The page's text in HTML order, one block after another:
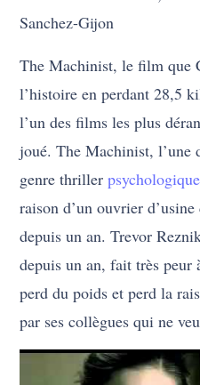
Sanchez-Gijon
The Machinist, le film que
l’histoire en perdant 28,5
l’un des films les plus
joué. The Machinist, l’une
genre thrillerpsychologique
raison d’un ouvrier
depuis un an. Trevor
depuis un an, fait très peur
perd du poids et perd la
par ses collègues qui ne